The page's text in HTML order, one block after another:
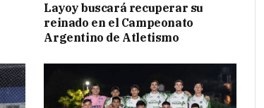
Layoy buscará recuperar su
reinado en el Campeonato
Argentino de Atletismo